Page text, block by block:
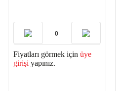
Fiyatları görmek için üye
girişi yapınız.